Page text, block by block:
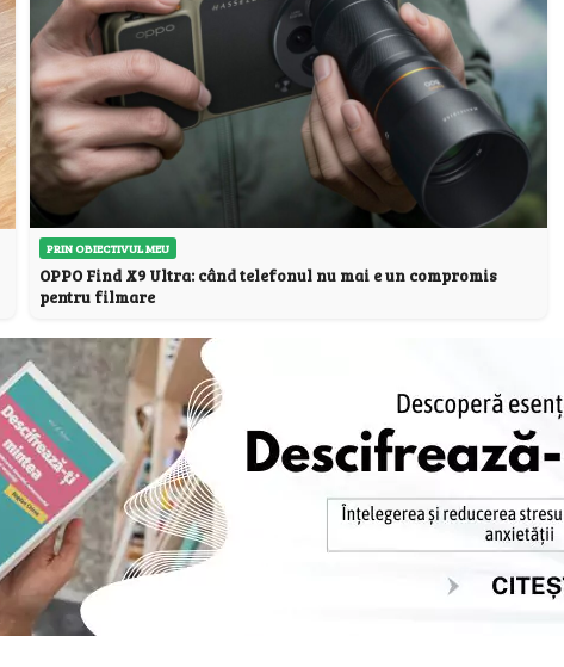
PRIN OBIECTIVUL MEU
OPPO Find X9 Ultra: când telefonul nu mai e un compromis
pentru filmare